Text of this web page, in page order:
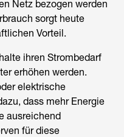
Netz bezogen werden
sorgt heute
Vorteil.
ihren Strombedarf
erhöhen werden.
elektrische
dass mehr Energie
ausreichend
für diese